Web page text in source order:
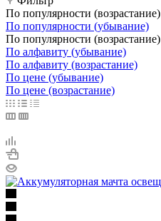
По популярности (возрастание)
По популярности (убывание)
По популярности (возрастание)
По алфавиту (убывание)
По алфавиту (возрастание)
По цене (убывание)
По цене (возрастание)